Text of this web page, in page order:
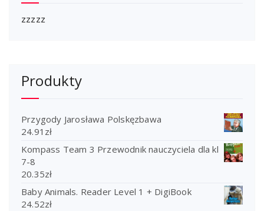
zzzzz
Produkty
Przygody Jarosława Polskęzbawa
24.91 zł
Kompass Team 3 Przewodnik nauczyciela dla kl
7-8
20.35zł
Baby Animals. Reader Level 1 + DigiBook
24.52zł